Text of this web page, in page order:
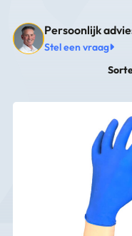
Persoonlijk
Stel een vraag